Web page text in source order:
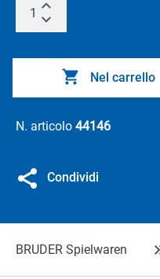
Nel carrello
N. articolo 44146
Condividi
BRUDER Spielwaren